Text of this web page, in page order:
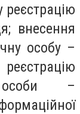
реєстрацію
внесення
особу –
особи –